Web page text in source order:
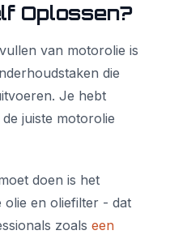
Oplossen?
van motorolie is
die
Je hebt
juiste motorolie
doen is het
olie en oliefilter - dat
zoals een